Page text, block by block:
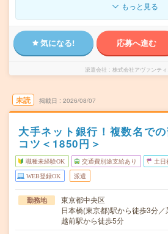
もっと見る
気になる! 応募へ進む
派遣会社 株式会社アヴァンテ
未読 掲載日 2026/08/07
大手ネット銀行！複数名で
コツ＜1850円＞
職種未経験OK 交通費別途支給あり 土日
WEB登録OK 派遣
勤務地
東京都中央区
日本橋(東京都)駅から徒歩3分
越前駅から徒歩5分